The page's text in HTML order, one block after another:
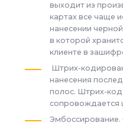
выходит из
картах все чаще
нанесении
в которой
клиенте в
Штрих-
нанесения
полос. Штрих-
сопровождается
Эмбоссирование.